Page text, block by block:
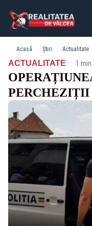
Acasă Știri Actualitate
ACTUALITATE· 1